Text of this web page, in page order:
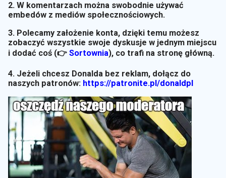
2. W komentarzach można swobodnie używać
embedów z mediów społecznościowych.
3. Polecamy założenie konta, dzięki temu możesz
zobaczyć wszystkie swoje dyskusje w jednym miejscu
i dodać coś (👉 Sortownia), co trafi na stronę główną.
4. Jeżeli chcesz Donalda bez reklam, dołącz do
naszych patronów: https://patronite.pl/donaldpl